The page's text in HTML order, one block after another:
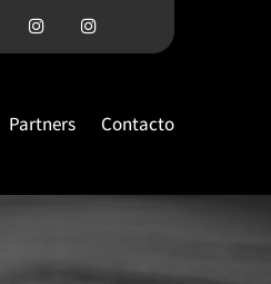
Partners Contacto